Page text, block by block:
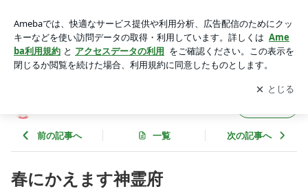
アプリをダウンロードして ブログの更新通知
を受け取りまし
ょう。
開く
前の記事へ 一覧 次の記事へ
春にかえます神霊府